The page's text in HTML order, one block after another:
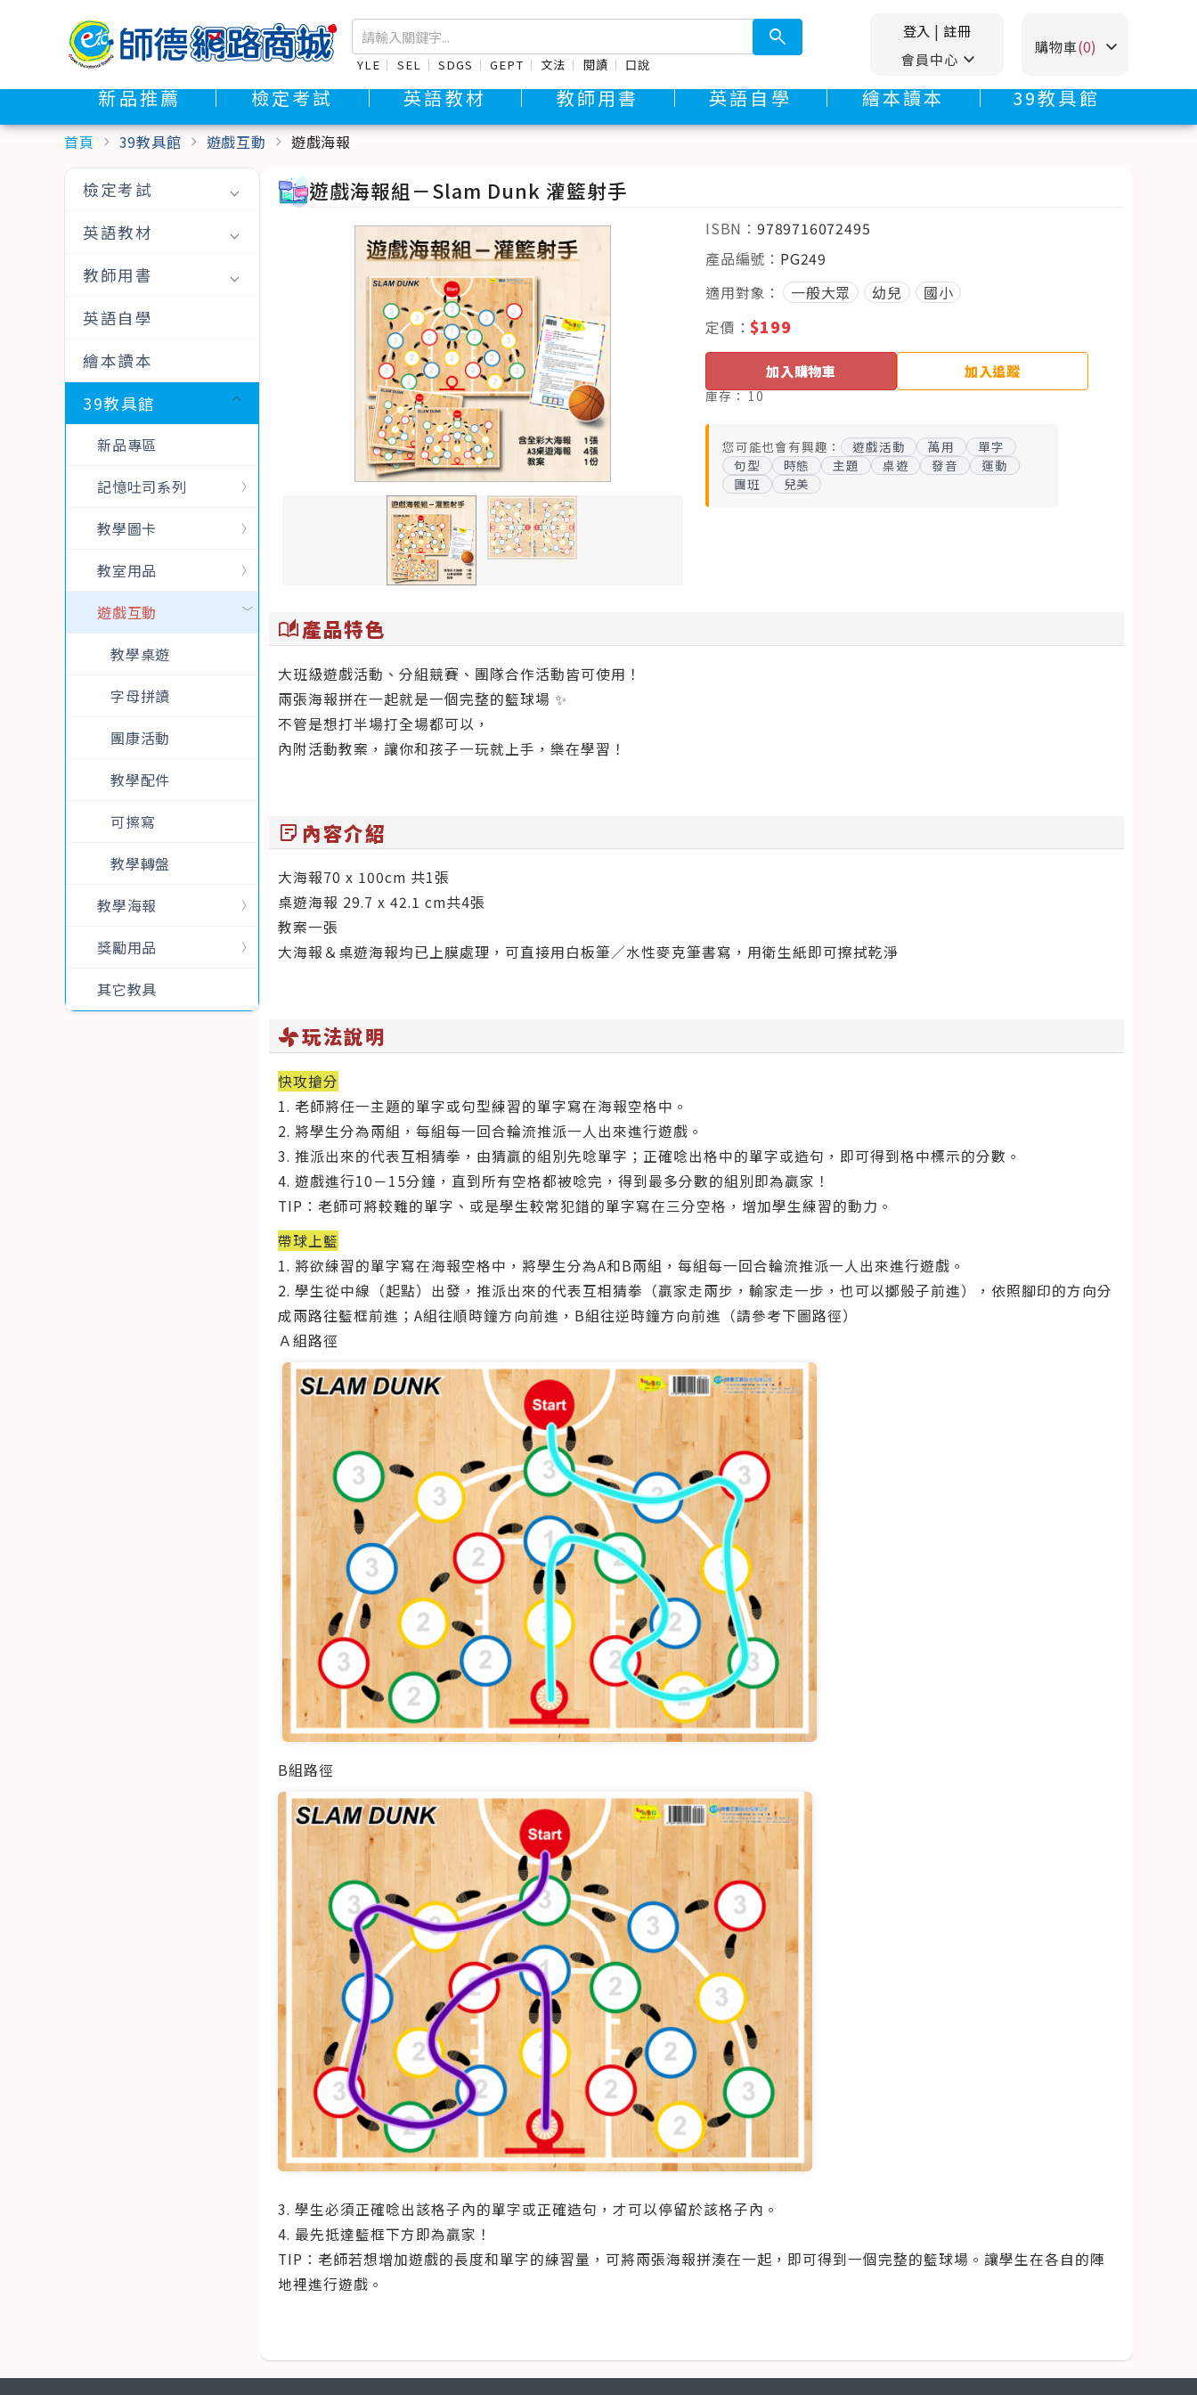
search
YLE SEL SDGS GEPT 文法 閱讀 口說
登入 | 註冊
會員中心 stat_minus_1
購物車(0) stat_minus_1
新品推薦 檢定考試 英語教材 教師用書 英語自學 繪本讀本 39教具館
首頁 chevron_right 39教具館 chevron_right 遊戲互動 chevron_right 遊戲海報
檢定考試
英語教材
教師用書
英語自學
繪本讀本
39教具館
新品專區
記憶吐司系列
教學圖卡
教室用品
遊戲互動
教學桌遊
字母拼讀
團康活動
教學配件
可擦寫
教學轉盤
教學海報
獎勵用品
其它教具
遊戲海報組－Slam Dunk 灌籃射手
ISBN： 9789716072495
產品編號： PG249
適用對象：
一般大眾 幼兒
國小
定價：$199
加入購物車 加入追蹤
庫存：10
您可能也會有興趣： 遊戲活動 萬用
單字
句型
時態 主題 桌遊 發音
運動
團班
兒美
auto_stories產品特色
大班級遊戲活動、分組競賽、團隊合作活動皆可使用！
兩張海報拼在一起就是一個完整的籃球場 ✨
不管是想打半場打全場都可以，
內附活動教案，讓你和孩子一玩就上手，樂在學習！
sticky_note_2 內容介紹
大海報70 x 100cm 共1張
桌遊海報 29.7 x 42.1 cm共4張
教案一張
大海報＆桌遊海報均已上膜處理，可直接用白板筆／水性麥克筆書寫，用衛生紙即可擦拭乾淨
toys_fan玩法說明
快攻搶分
1. 老師將任一主題的單字或句型練習的單字寫在海報空格中。
2. 將學生分為兩組，每組每一回合輪流推派一人出來進行遊戲。
3. 推派出來的代表互相猜拳，由猜贏的組別先唸單字；正確唸出格中的單字或造句，即可得到格中標示的分數。
4. 遊戲進行10－15分鐘，直到所有空格都被唸完，得到最多分數的組別即為贏家！
TIP：老師可將較難的單字、或是學生較常犯錯的單字寫在三分空格，增加學生練習的動力。
帶球上籃
1. 將欲練習的單字寫在海報空格中，將學生分為A和B兩組，每組每一回合輪流推派一人出來進行遊戲。
2. 學生從中線（起點）出發，推派出來的代表互相猜拳（贏家走兩步，輸家走一步，也可以擲骰子前進），依照腳印的方向分
成兩路往籃框前進；A組往順時鐘方向前進，B組往逆時鐘方向前進（請參考下圖路徑）
Ａ組路徑
B組路徑
3. 學生必須正確唸出該格子內的單字或正確造句，才可以停留於該格子內。
4. 最先抵達籃框下方即為贏家！
TIP：老師若想增加遊戲的長度和單字的練習量，可將兩張海報拼湊在一起，即可得到一個完整的籃球場。讓學生在各自的陣
地裡進行遊戲。